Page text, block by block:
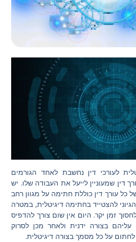
לעורכי דין נחשבת לאחד הגורמים
דין שמעוניין לייעל את העבודה שלו. יש
כל עורך דין כוללת חתימה על מגוון רחב
להצטייד בחתימה דיגיטלית, במטרה
זמן יקר. היום אין שום צורך להדפיס
בצורה ידנית ולאחר מכן לסרוק
על כל מסמך בצורה דיגיטלית.